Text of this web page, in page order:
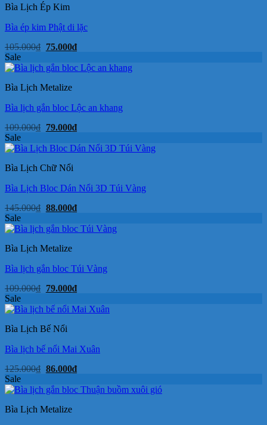
Bìa Lịch Ép Kim
Bìa ép kim Phật di lặc
105.000₫ Giá
là:
105.000₫.
75.000₫Giá
tại
là:
Sale
Bìa Lịch Metalize
Bìa lịch gắn bloc Lộc an khang
109.000₫ Giá
là:
109.000₫.
79.000₫Giá
tại
là:
Sale
Bìa Lịch Chữ Nổi
Bìa Lịch Bloc Dán Nổi 3D Túi Vàng
145.000₫ Giá
là:
145.000₫.
88.000₫Giá
tại
là:
Sale
Bìa Lịch Metalize
Bìa lịch gắn bloc Túi Vàng
109.000₫ Giá
là:
109.000₫.
79.000₫Giá
tại
là:
Sale
Bìa Lịch Bế Nổi
Bìa lịch bế nổi Mai Xuân
125.000₫ Giá
là:
125.000₫.
86.000₫Giá
tại
là:
Sale
Bìa Lịch Metalize